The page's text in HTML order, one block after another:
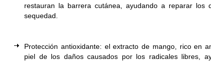
restauran la barrera cutánea, ayudando a reparar los
sequedad.
Protección antioxidante: el extracto de mango, rico en
piel de los daños causados por los radicales libres,